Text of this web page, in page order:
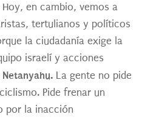
en cambio, vemos a
tertulianos y políticos
la ciudadanía exige la
israelí y acciones
Netanyahu.La gente no pide
Pide frenar un
por la inacción